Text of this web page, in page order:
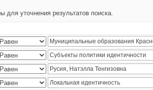
для уточнения результатов поиска.